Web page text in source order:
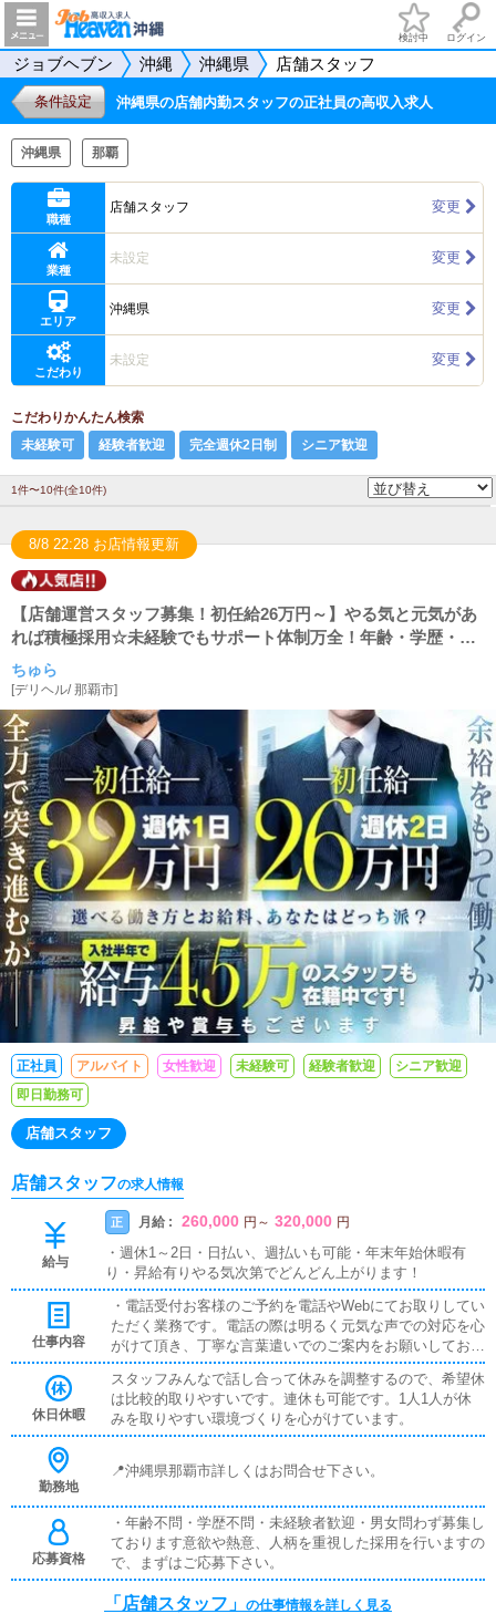
検討中 ログイン
ジョブヘブン 沖縄 沖縄県 店舗スタッフ
条件設定 沖縄県の店舗内勤スタッフの正社員の高収入求人
沖縄県 那覇
職種
店舗スタッフ 変更
業種
未設定 変更
エリア
沖縄県 変更
こだわり
未設定 変更
こだわりかんたん検索
未経験可
経験者歓迎 完全週休2日制 シニア歓迎
1件〜10件(全10件)
8/8 22:28 お店情報更新
【店舗運営スタッフ募集！初任給26万円～】やる気と元気があ
れば積極採用☆未経験でもサポート体制万全！年齢・学歴・職
歴・業界経験一切不問！
ちゅら
[デリヘル/那覇市]
正社員 アルバイト 女性歓迎 未経験可 経験者歓迎
シニア歓迎
即日勤務可
店舗スタッフ
店舗スタッフの求人情報
給与
正 月給 : 260,000 円 ～ 320,000 円
・週休1～2日・日払い、週払いも可能・年末年始休暇有
り・昇給有りやる気次第でどんどん上がります！
仕事内容
・電話受付お客様のご予約を電話やWebにてお取りしてい
ただく業務です。電話の際は明るく元気な声での対応を心
がけて頂き、丁寧な言葉遣いでのご案内をお願いしており
ます。未経験でもスタッフが1から優しく教えてくれます
ので安心です。・送迎基本的にキャストさんを送迎して頂
きます。時間厳守を意識して頂き、キャストの方が円滑に
ストレスなくお仕事を進められるようにサポートして頂き
一です！・キャストの出勤スケジュール管理キャストの方
す。・サイトの更新簡単なサイト更新作業があります。先
輩スタッフが丁寧に教えてくれます。・備品の買い出し足
りなくなった備品などを百均やドン・キホーテなどへ買い
出しに行ったりもします。・事務所の掃除スタッフみんな
で業務の合間で掃除をしたりもします。色々な業務があり
ますが1人で全部こなすわけではなく、スタッフみんなで
休日休暇
スタッフみんなで話し合って休みを調整するので、希望休
は比較的取りやすいです。連休も可能です。1人1人が休
みを取りやすい環境づくりを心がけています。
勤務地
📍沖縄県那覇市詳しくはお問合せ下さい。
応募資格
・年齢不問・学歴不問・未経験者歓迎・男女問わず募集し
ております意欲や熱意、人柄を重視した採用を行いますの
で、まずはご応募下さい。
「店舗スタッフ」 の仕事情報を詳しく見る